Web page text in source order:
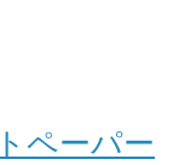
ペーパー